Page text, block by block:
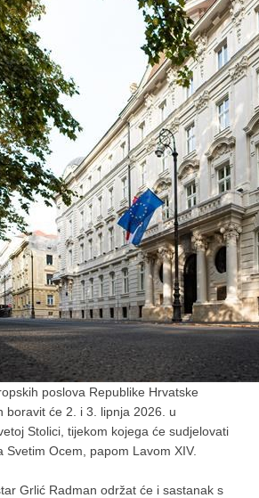
poslova Republike Hrvatske
boravit će 2. i 3. lipnja 2026. u
Stolici, tijekom kojega će sudjelovati
Svetim Ocem, papom Lavom XIV.
Grlić Radman održat će i sastanak s